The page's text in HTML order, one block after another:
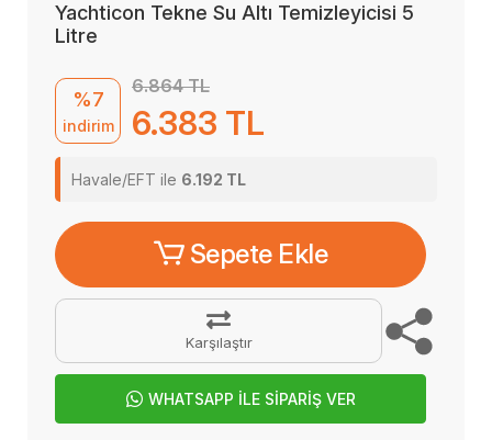
Yachticon Tekne Su Altı Temizleyicisi 5
Litre
%7
indirim
6.864 TL
6.383 TL
Havale/EFT ile 6.192 TL
Sepete Ekle
Karşılaştır
WHATSAPP İLE SİPARİŞ VER